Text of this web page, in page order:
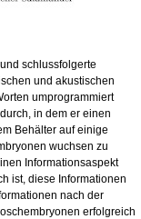
schlussfolgerte
und akustischen
umprogrammiert
in dem er einen
Behälter auf einige
wuchsen zu
Informationsaspekt
ist, diese Informationen
nach der
erfolgreich